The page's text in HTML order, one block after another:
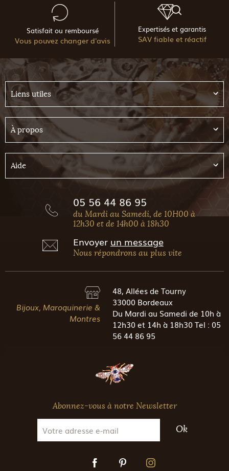
Satisfait ou remboursé
Vous pouvez changer d'avis
Expertisés et garantis
SAV fiable et réactif
Liens utiles
À propos
Aide
05 56 44 86 95
du Mardi au Samedi, de 10H00 à
12h30 et de 14h00 à 18h30
Envoyer un message
Nous répondrons au plus vite
Bijoux, Maroquinerie &
Montres
48, Allées de Tourny
33000 Bordeaux
Du Mardi au Samedi de 10h à
12h30 et 14h à 18h30 Tel : 05
56 44 86 95
Abonnez-vous à notre Newsletter
Ok